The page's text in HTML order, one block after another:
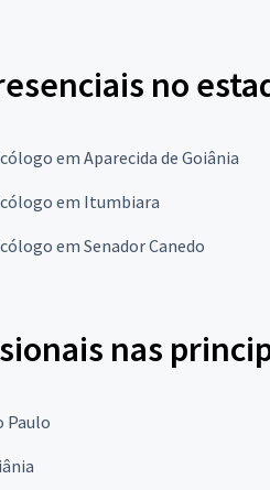
no
em Aparecida de Goiânia
em Itumbiara
em Senador Canedo
nas
Paulo